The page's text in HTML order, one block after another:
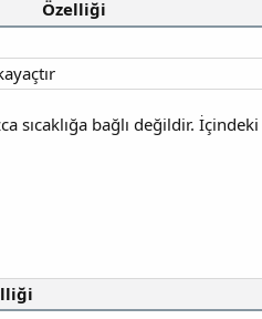
Özelliği
sıcaklığa bağlı değildir. İçindeki